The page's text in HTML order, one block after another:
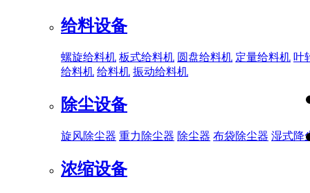
给料设备
螺旋给料机 板式给料机 圆盘给料机 定量给料机 叶
给料机 给料机 振动给料机
除尘设备
旋风除尘器 重力除尘器 除尘器 布袋除尘器 湿式降
浓缩设备